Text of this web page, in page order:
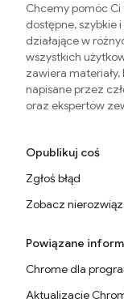
Chcemy pomóc
dostępne, szybkie
działające w
wszystkich
zawiera
napisane przez
oraz ekspertów
Opublikuj coś
Zgłoś błąd
Zobacz
Powiązane
Chrome dla
Aktualizacje